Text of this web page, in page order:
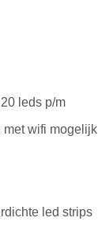
leds p/m
met wifi mogelijk
led strips